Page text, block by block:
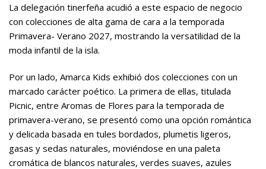
La delegación tinerfeña acudió a este espacio de negocio
con colecciones de alta gama de cara a la temporada
Primavera- Verano 2027, mostrando la versatilidad de la
moda infantil de la isla.
Por un lado, Amarca Kids exhibió dos colecciones con un
marcado carácter poético. La primera de ellas, titulada
Picnic, entre Aromas de Flores para la temporada de
primavera-verano, se presentó como una opción romántica
y delicada basada en tules bordados, plumetis ligeros,
gasas y sedas naturales, moviéndose en una paleta
cromática de blancos naturales, verdes suaves, azules